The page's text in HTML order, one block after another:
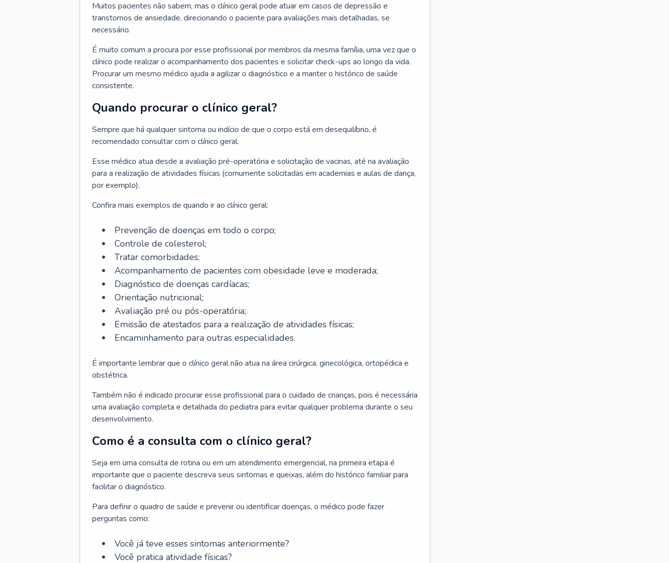
Muitos pacientes não sabem, mas o clínico geral pode atuar em casos de depressão e
transtornos de ansiedade, direcionando o paciente para avaliações mais detalhadas, se
necessário.
É muito comum a procura por esse profissional por membros da mesma família, uma vez que o
clínico pode realizar o acompanhamento dos pacientes e solicitar check-ups ao longo da vida.
Procurar um mesmo médico ajuda a agilizar o diagnóstico e a manter o histórico de saúde
consistente.
Quando procurar o clínico geral?
Sempre que há qualquer sintoma ou indício de que o corpo está em desequilíbrio, é
recomendado consultar com o clínico geral.
Esse médico atua desde a avaliação pré-operatória e solicitação de vacinas, até na avaliação
para a realização de atividades físicas (comumente solicitadas em academias e aulas de dança,
por exemplo).
Confira mais exemplos de quando ir ao clínico geral:
Prevenção de doenças em todo o corpo;
Controle de colesterol;
Tratar comorbidades;
Acompanhamento de pacientes com obesidade leve e moderada;
Diagnóstico de doenças cardíacas;
Orientação nutricional;
Avaliação pré ou pós-operatória;
Emissão de atestados para a realização de atividades físicas;
Encaminhamento para outras especialidades.
É importante lembrar que o clínico geral não atua na área cirúrgica, ginecológica, ortopédica e
obstétrica.
Também não é indicado procurar esse profissional para o cuidado de crianças, pois é necessária
uma avaliação completa e detalhada do pediatra para evitar qualquer problema durante o seu
desenvolvimento.
Como é a consulta com o clínico geral?
Seja em uma consulta de rotina ou em um atendimento emergencial, na primeira etapa é
importante que o paciente descreva seus sintomas e queixas, além do histórico familiar para
facilitar o diagnóstico.
Para definir o quadro de saúde e prevenir ou identificar doenças, o médico pode fazer
perguntas como:
Você já teve esses sintomas anteriormente?
Você pratica atividade físicas?